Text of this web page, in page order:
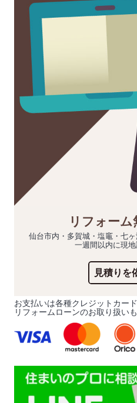
リフォーム
仙台市内・多賀城・塩竈・七
一週間以内に現地
見積りを
お支払いは各種クレジットカー
リフォームローンのお取り扱い